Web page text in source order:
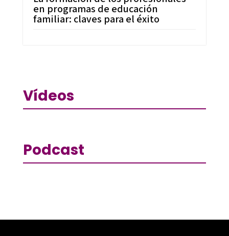
en programas de educación
familiar: claves para el éxito
Vídeos
Podcast